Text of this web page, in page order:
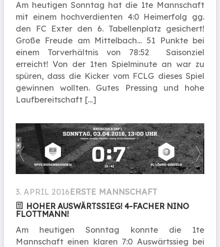
Am heutigen Sonntag hat die 1te Mannschaft
mit einem hochverdienten 4:0 Heimerfolg gg.
den FC Exter den 6. Tabellenplatz gesichert!
Große Freude am Mittelbach… 51 Punkte bei
einem Torverhältnis von 78:52 Saisonziel
erreicht! Von der 1ten Spielminute an war zu
spüren, dass die Kicker vom FCLG dieses Spiel
gewinnen wollten. Gutes Pressing und hohe
Laufbereitschaft […]
3. APRIL 2016ERSTE MANNSCHAFT
HOHER AUSWÄRTSSIEG! 4-FACHER NINO
FLOTTMANN!
Am heutigen Sonntag konnte die 1te
Mannschaft einen klaren 7:0 Auswärtssieg bei